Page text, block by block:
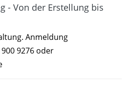
- Von der Erstellung bis
Anmeldung
9276 oder